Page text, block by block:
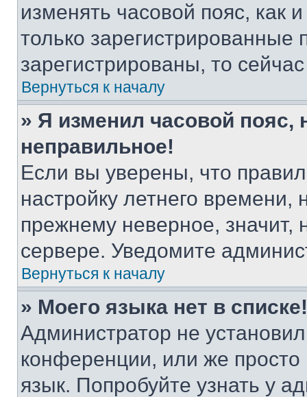
изменять часовой пояс, как
только
зарегистрированы, то
Вернуться к началу
» Я изменил часовой пояс,
неправильное!
Если вы уверены, что
настройку летнего
прежнему неверное, значит,
сервере. Уведомите
Вернуться к началу
» Моего языка нет в списке!
Администратор не
конференции, или же
язык. Попробуйте узнать у